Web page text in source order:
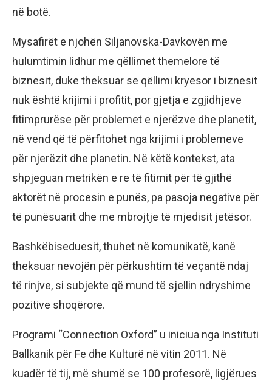
në botë.
Mysafirët e njohën Siljanovska-Davkovën me
hulumtimin lidhur me qëllimet themelore të
biznesit, duke theksuar se qëllimi kryesor i biznesit
nuk është krijimi i profitit, por gjetja e zgjidhjeve
fitimprurëse për problemet e njerëzve dhe planetit,
në vend që të përfitohet nga krijimi i problemeve
për njerëzit dhe planetin. Në këtë kontekst, ata
shpjeguan metrikën e re të fitimit për të gjithë
aktorët në procesin e punës, pa pasoja negative për
të punësuarit dhe me mbrojtje të mjedisit jetësor.
Bashkëbiseduesit, thuhet në komunikatë, kanë
theksuar nevojën për përkushtim të veçantë ndaj
të rinjve, si subjekte që mund të sjellin ndryshime
pozitive shoqërore.
Programi “Connection Oxford” u iniciua nga Instituti
Ballkanik për Fe dhe Kulturë në vitin 2011. Në
kuadër të tij, më shumë se 100 profesorë, ligjërues